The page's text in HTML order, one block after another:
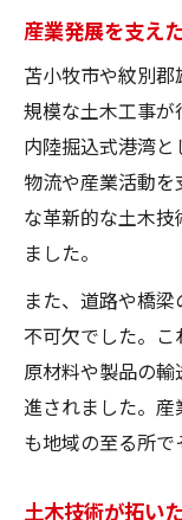
土木工学か
土木工
工学視
土木技
地域発
産業振興に
産業振
土木が
土木に
苫小牧
産業発展を支え
苫小牧市や紋別
規模な土木工事が
内陸掘込式港湾
物流や産業活動を
な革新的な土木
ました。
また、道路や橋
不可欠でした。こ
原材料や製品の
進されました。
も地域の至る所で
土木技術が拓い